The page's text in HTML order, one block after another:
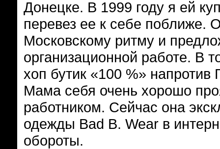
Донецке. В 1999 году я ей
перевез ее к себе поближе.
Московскому ритму и
организационной работе. В
хоп бутик «100 %»
Мама себя очень хорошо
работником. Сейчас она
одежды Bad B. Wear в
обороты.